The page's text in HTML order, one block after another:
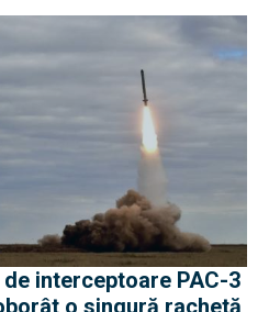
interceptoare PAC-3